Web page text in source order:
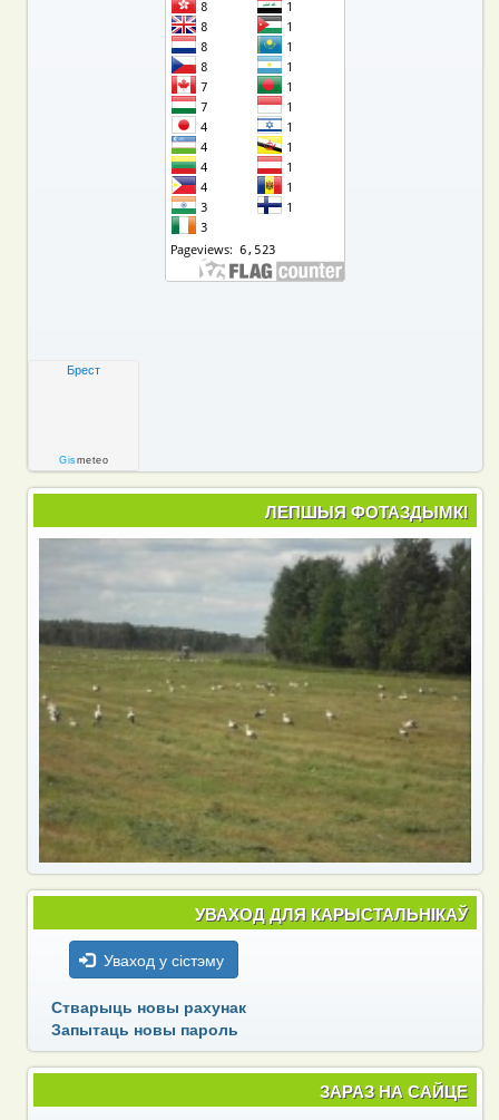
Брест
Gismeteo
ЛЕПШЫЯ ФОТАЗДЫМКІ
УВАХОД ДЛЯ КАРЫСТАЛЬНІКАЎ
Уваход у сістэму
Стварыць новы рахунак
Запытаць новы пароль
ЗАРАЗ НА САЙЦЕ